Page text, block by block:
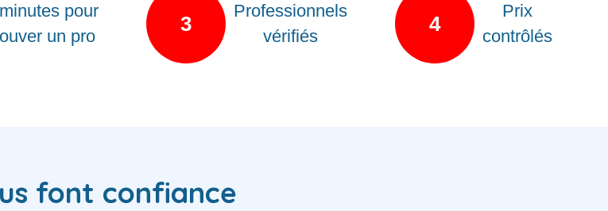
pour
un pro
3
Professionnels
vérifiés
4
Prix
contrôlés
font confiance